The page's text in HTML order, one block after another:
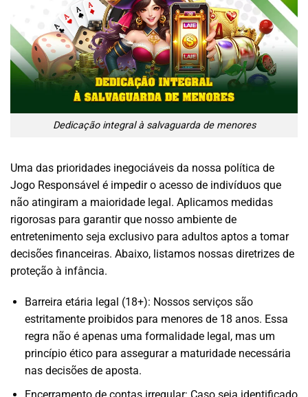
Dedicação integral à salvaguarda de menores
Uma das prioridades inegociáveis da nossa política de
Jogo Responsável é impedir o acesso de indivíduos que
não atingiram a maioridade legal. Aplicamos medidas
rigorosas para garantir que nosso ambiente de
entretenimento seja exclusivo para adultos aptos a tomar
decisões financeiras. Abaixo, listamos nossas diretrizes de
proteção à infância.
Barreira etária legal (18+): Nossos serviços são
estritamente proibidos para menores de 18 anos. Essa
regra não é apenas uma formalidade legal, mas um
princípio ético para assegurar a maturidade necessária
nas decisões de aposta.